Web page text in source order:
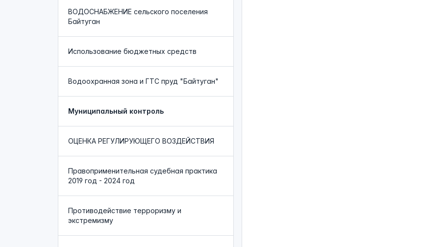
ВОДОСНАБЖЕНИЕ сельского поселения
Байтуган
Использование бюджетных средств
Водоохранная зона и ГТС пруд "Байтуган"
Муниципальный контроль
ОЦЕНКА РЕГУЛИРУЮЩЕГО ВОЗДЕЙСТВИЯ
Правоприменительная судебная практика
2019 год - 2024 год
Противодействие терроризму и
экстремизму